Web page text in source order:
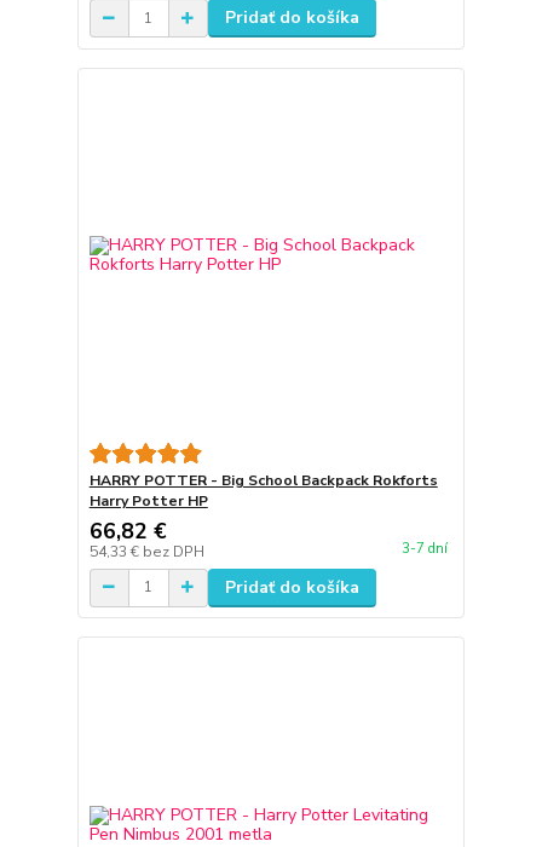
Pridať do košíka
HARRY POTTER - Big School Backpack Rokforts
Harry Potter HP
66,82 €
54,33 € bez DPH 3-7 dní
Pridať do košíka